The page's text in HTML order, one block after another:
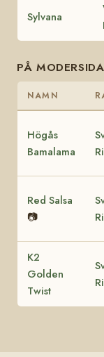
Sylvana
PÅ
NAMN
Högås
Bamalama
Red Salsa
📷
K2
Golden
Twist